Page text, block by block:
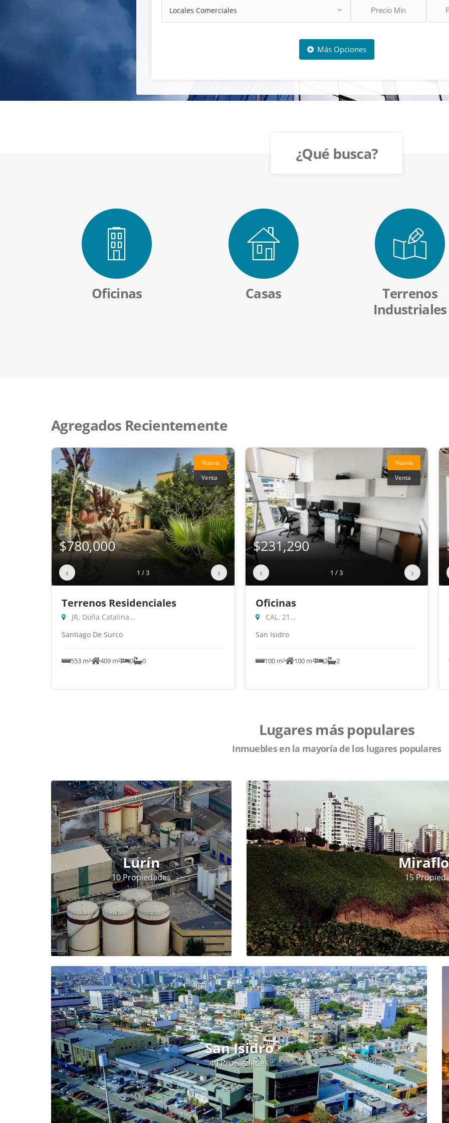
Más Opciones
¿Qué busca?
Oficinas Casas
Terrenos
Industriales
Agregados Recientemente
Nueva
Venta
$780,000
‹ 1 / 3 ›
Terrenos Residenciales
JR. Doña Catalina...
Santiago De Surco
553 m² 409 m² 0 0
Nueva
Venta
$231,290
‹ 1 / 3 ›
Oficinas
CAL. 21...
San Isidro
100 m² 100 m² 2 2
‹
Lugares más populares
Inmuebles en la mayoría de los lugares populares
Lurín
10 Propiedades 15
San Isidro
40 Propiedades